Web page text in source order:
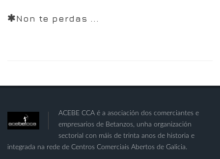
Non te perdas ...
ACEBE CCA é a asociación dos comerciantes e
empresarios de Betanzos, unha organización
sectorial con máis de trinta anos de historia e
integrada na rede de Centros Comerciais Abertos de Galicia.